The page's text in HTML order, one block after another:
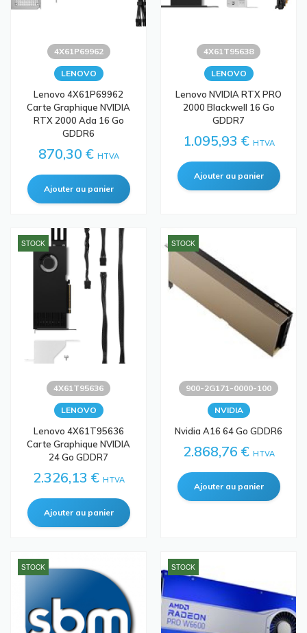
4X61P69962
LENOVO
Lenovo 4X61P69962
Carte Graphique NVIDIA
RTX 2000 Ada 16 Go
GDDR6
870,30 € HTVA
4X61T95638
LENOVO
Lenovo NVIDIA RTX PRO
2000 Blackwell 16 Go
GDDR7
1.095,93 € HTVA
STOCK
4X61T95636
LENOVO
Lenovo 4X61T95636
Carte Graphique NVIDIA
24 Go GDDR7
2.326,13 € HTVA
STOCK
900-2G171-0000-100
NVIDIA
Nvidia A16 64 Go GDDR6
2.868,76 € HTVA
STOCK STOCK